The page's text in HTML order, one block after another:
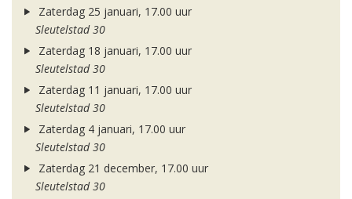
Zaterdag 25 januari, 17.00 uur
Sleutelstad 30
Zaterdag 18 januari, 17.00 uur
Sleutelstad 30
Zaterdag 11 januari, 17.00 uur
Sleutelstad 30
Zaterdag 4 januari, 17.00 uur
Sleutelstad 30
Zaterdag 21 december, 17.00 uur
Sleutelstad 30